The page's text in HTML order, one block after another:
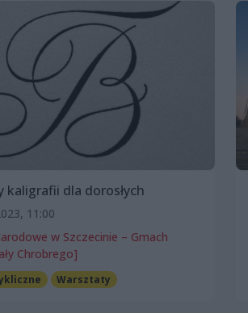
kaligrafii dla dorosłych
11:00
w Szczecinie – Gmach
Chrobrego]
Warsztaty